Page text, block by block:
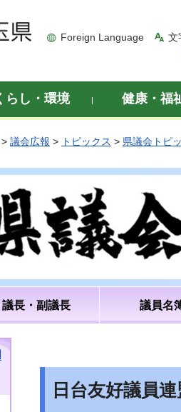
Foreign Language 文
らし・環境 健康・福
議会広報 > トピックス > 県議会トピ
議長・副議長 議員名
日台友好議員